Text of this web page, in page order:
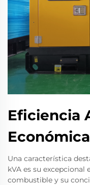
Eficiencia
Económica
Una característica
kVA es su
combustible y su